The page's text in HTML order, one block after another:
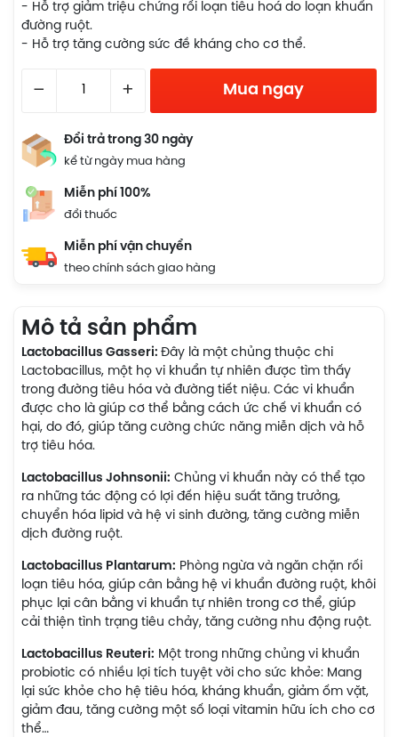
- Hỗ trợ giảm triệu chứng rối loạn tiêu hoá do loạn khuẩn
đường ruột.
- Hỗ trợ tăng cường sức đề kháng cho cơ thể.
– + Mua ngay
Đổi trả trong 30 ngày
kể từ ngày mua hàng
Miễn phí 100%
đổi thuốc
Miễn phí vận chuyển
theo chính sách giao hàng
Mô tả sản phẩm
Lactobacillus Gasseri: Đây là một chủng thuộc chi
Lactobacillus, một họ vi khuẩn tự nhiên được tìm thấy
trong đường tiêu hóa và đường tiết niệu. Các vi khuẩn
được cho là giúp cơ thể bằng cách ức chế vi khuẩn có
hại, do đó, giúp tăng cường chức năng miễn dịch và hỗ
trợ tiêu hóa.
Lactobacillus Johnsonii: Chủng vi khuẩn này có thể tạo
ra những tác động có lợi đến hiệu suất tăng trưởng,
chuyển hóa lipid và hệ vi sinh đường, tăng cường miễn
dịch đường ruột.
Lactobacillus Plantarum: Phòng ngừa và ngăn chặn rối
loạn tiêu hóa, giúp cân bằng hệ vi khuẩn đường ruột, khôi
phục lại cân bằng vi khuẩn tự nhiên trong cơ thể, giúp
cải thiện tình trạng tiêu chảy, tăng cường nhu động ruột.
Lactobacillus Reuteri: Một trong những chủng vi khuẩn
probiotic có nhiều lợi tích tuyệt vời cho sức khỏe: Mang
lại sức khỏe cho hệ tiêu hóa, kháng khuẩn, giảm ốm vặt,
giảm đau, tăng cường một số loại vitamin hữu ích cho cơ
thể…